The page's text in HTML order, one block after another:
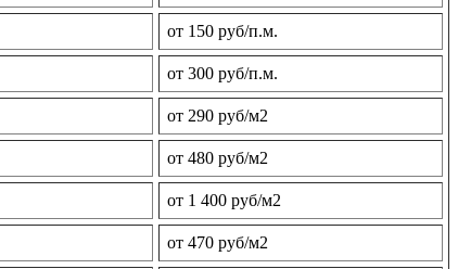
от 150 руб/п.м.
от 300 руб/п.м.
от 290 руб/м2
от 480 руб/м2
от 1 400 руб/м2
от 470 руб/м2